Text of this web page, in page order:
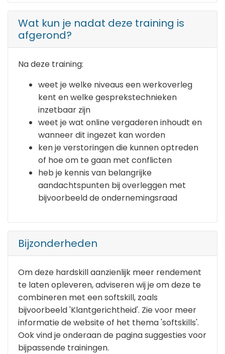
Wat kun je nadat deze training is
afgerond?
Na deze training:
weet je welke niveaus een werkoverleg
kent en welke gesprekstechnieken
inzetbaar zijn
weet je wat online vergaderen inhoudt en
wanneer dit ingezet kan worden
ken je verstoringen die kunnen optreden
of hoe om te gaan met conflicten
heb je kennis van belangrijke
aandachtspunten bij overleggen met
bijvoorbeeld de ondernemingsraad
Bijzonderheden
Om deze hardskill aanzienlijk meer rendement
te laten opleveren, adviseren wij je om deze te
combineren met een softskill, zoals
bijvoorbeeld 'Klantgerichtheid'. Zie voor meer
informatie de website of het thema 'softskills'.
Ook vind je onderaan de pagina suggesties voor
bijpassende trainingen.